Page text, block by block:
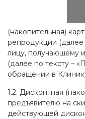
(накопительная)
репродукции (далее
лицу, получающему
(далее по тексту –
обращении в
1.2. Дисконтная
предъявителю на
действующей